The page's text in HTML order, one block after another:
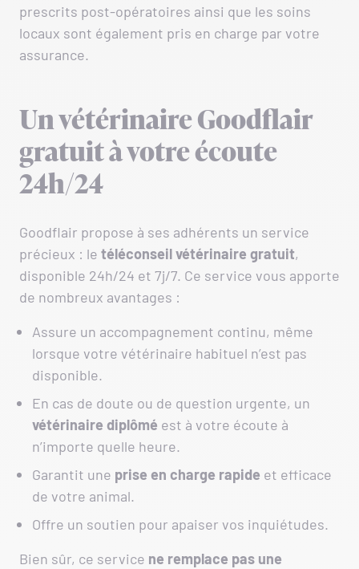
prescrits post-opératoires ainsi que les soins
locaux sont également pris en charge par votre
assurance.
Un vétérinaire Goodflair
gratuit à votre écoute
24h/24
Goodflair propose à ses adhérents un service
précieux : le téléconseil vétérinaire gratuit,
disponible 24h/24 et 7j/7. Ce service vous apporte
de nombreux avantages :
Assure un accompagnement continu, même
lorsque votre vétérinaire habituel n’est pas
disponible.
En cas de doute ou de question urgente, un
vétérinaire diplômé est à votre écoute à
n’importe quelle heure.
Garantit une prise en charge rapide et efficace
de votre animal.
Offre un soutien pour apaiser vos inquiétudes.
Bien sûr, ce service ne remplace pas une